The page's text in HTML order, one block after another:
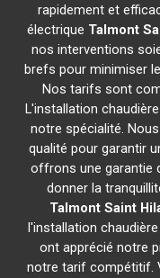
rapidement et
électrique Talmont
nos interventions
brefs pour minimiser
Nos tarifs sont
L'installation
notre spécialité.
qualité pour garantir
offrons une garantie
donner la
Talmont Saint
l'installation
ont apprécié notre
notre tarif compétitif.